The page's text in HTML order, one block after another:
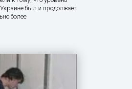
был и продолжает
более